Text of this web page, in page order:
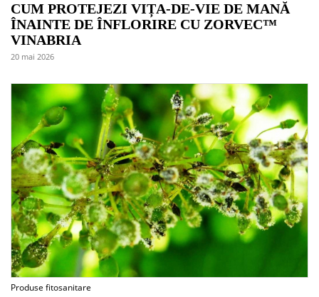
CUM PROTEJEZI VIȚA-DE-VIE DE MANĂ
ÎNAINTE DE ÎNFLORIRE CU ZORVEC™
VINABRIA
20 mai 2026
Produse fitosanitare